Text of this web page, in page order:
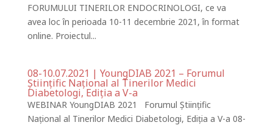
FORUMULUI TINERILOR ENDOCRINOLOGI, ce va
avea loc în perioada 10-11 decembrie 2021, în format
online. Proiectul...
08-10.07.2021 | YoungDIAB 2021 – Forumul
Științific Național al Tinerilor Medici
Diabetologi, Ediția a V-a
WEBINAR YoungDIAB 2021 Forumul Științific
Național al Tinerilor Medici Diabetologi, Ediția a V-a 08-